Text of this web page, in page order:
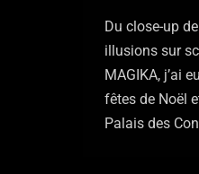
Du close-up
illusions sur
MAGIKA, j’ai
fêtes de Noël
Palais des